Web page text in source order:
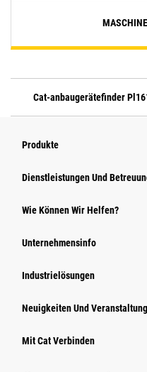
Cat-anbaugerätefinder
Produkte
Dienstleistungen Und
Wie Können Wir Helfen?
Unternehmensinfo
Industrielösungen
Neuigkeiten Und
Mit Cat Verbinden